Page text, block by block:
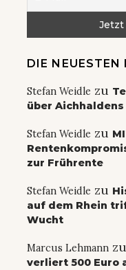
DIE NEUESTEN
Stefan Weidle zu
über
Stefan Weidle zu
zur Frührente
Stefan Weidle zu
auf dem Rhein
Wucht
Marcus Lehmann zu
verliert 500 Euro